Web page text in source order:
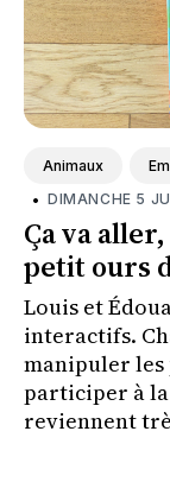
Animaux
• DIMANCHE 5
Ça va
petit ours
Louis et
interactifs.
manipuler les
participer à
reviennent